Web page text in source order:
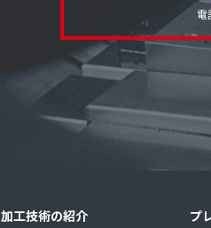
加工技術の紹介
プ